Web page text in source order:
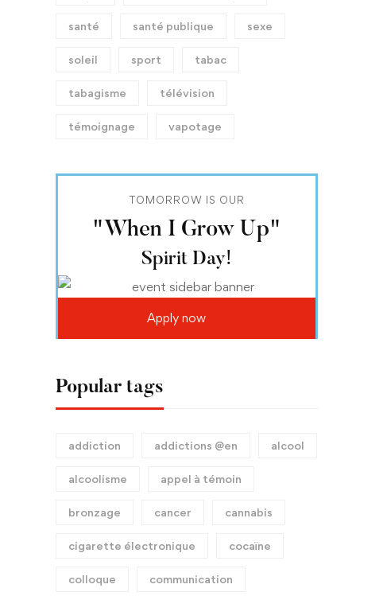
santé santé publique sexe
soleil sport tabac
tabagisme télévision
témoignage vapotage
TOMORROW IS OUR
"When I Grow Up"
Spirit Day!
Apply now
Popular tags
addiction addictions @en alcool
alcoolisme appel à témoin
bronzage cancer cannabis
cigarette électronique cocaïne
colloque communication